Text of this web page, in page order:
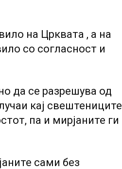
на Црквата , а на
со согласност и
да се разрешува од
кај свештениците
па и мирјаните ги
сами без